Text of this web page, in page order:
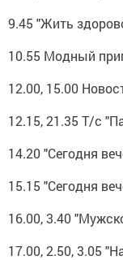
9.45 "Жить
10.55 Модный
12.00, 15.00
12.15, 21.35 Т/с
14.20 "Сегодня
15.15 "Сегодня
16.00, 3.40
17.00, 2.50, 3.05